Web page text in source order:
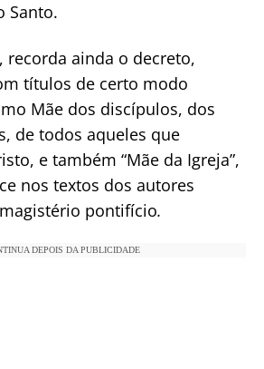
Santo.
recorda ainda o decreto,
títulos de certo modo
Mãe dos discípulos, dos
de todos aqueles que
e também “Mãe da Igreja”,
nos textos dos autores
pontifício.
DEPOIS DA PUBLICIDADE